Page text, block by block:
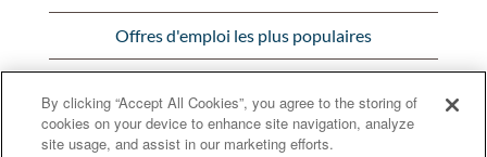
Offres d'emploi les plus populaires
Bunge.com
By clicking “Accept All Cookies”, you agree to the storing of
cookies on your device to enhance site navigation, analyze
site usage, and assist in our marketing efforts.